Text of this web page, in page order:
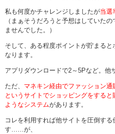
私も何度かチャレンジしましたが当選
（まぁそうだろうと予想はしていた
ませんでした。）
そして、ある程度ポイントが貯まると
なります。
アプリダウンロードで2～5Pなど。他
ただ、 マネキン経由でファッション通
というサイトでショッピングをする
ようなシステムがあります。
コレを利用すれば他サイトを圧倒す
す……が、